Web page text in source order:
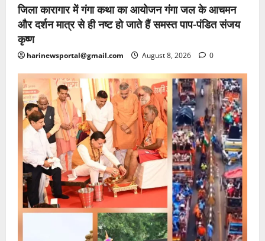
जिला कारागार में गंगा कथा का आयोजन गंगा जल के आचमन
और दर्शन मात्र से ही नष्ट हो जाते हैं समस्त पाप-पंडित संजय
कृष्ण
harinewsportal@gmail.com August 8, 2026 0